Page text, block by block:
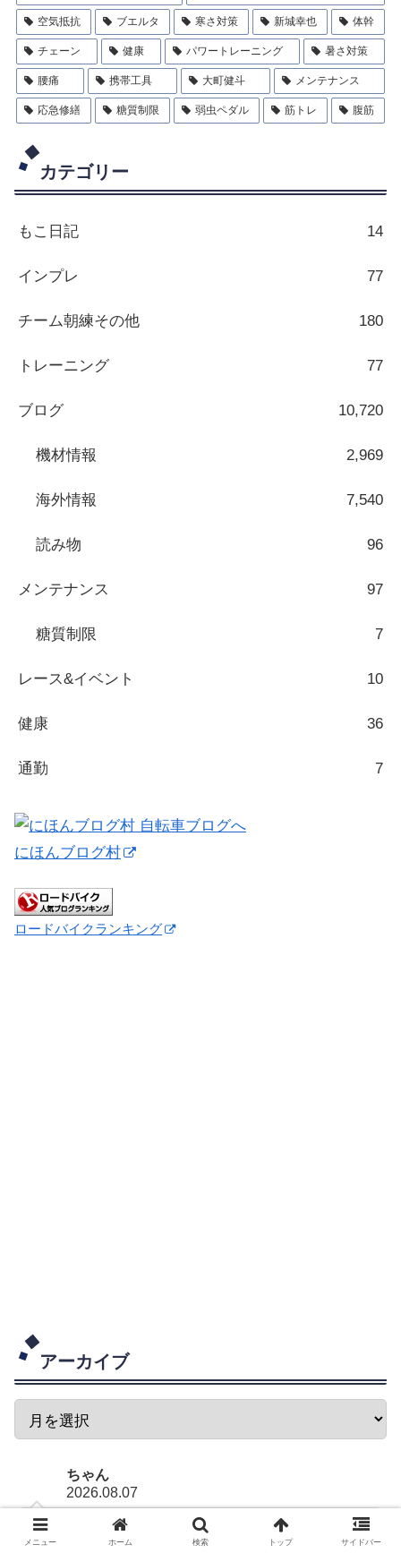
空気抵抗 ブエルタ 寒さ対策 新城幸也 体幹
チェーン 健康 パワートレーニング 暑さ対策
腰痛 携帯工具 大町健斗 メンテナンス
応急修繕 糖質制限 弱虫ペダル 筋トレ 腹筋
カテゴリー
もこ日記 14
インプレ 77
チーム朝練その他 180
トレーニング 77
ブログ 10,720
機材情報 2,969
海外情報 7,540
読み物 96
メンテナンス 97
糖質制限 7
レース&イベント 10
健康 36
通勤 7
にほんブログ村
ロードバイクランキング
アーカイブ
ちゃん
2026.08.07
コメントありがとうございます。本当にその通りです
ね。デルトロのあの優等生すぎるコメント、確かに隙が
メニュー ホーム 検索 トップ サイドバー